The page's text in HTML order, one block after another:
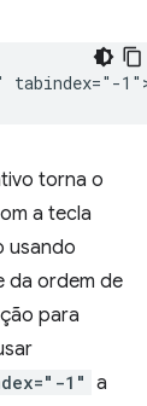
torna o
a tecla
usando
da ordem de
para
1" a